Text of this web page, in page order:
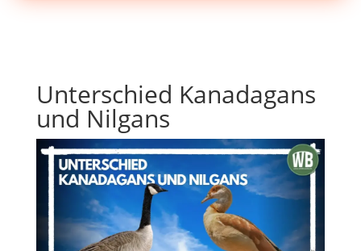
Unterschied Kanadagans
und Nilgans